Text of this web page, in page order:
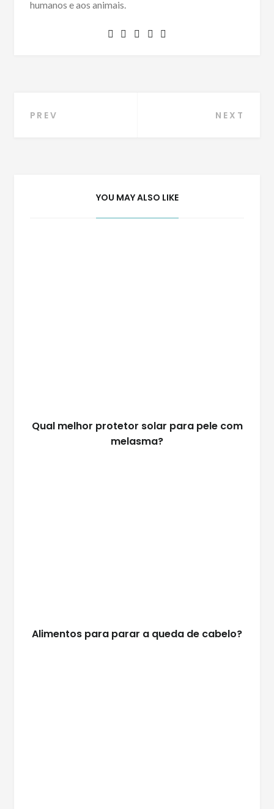
humanos e aos animais.
Navegação
PREV NEXT
YOU MAY ALSO LIKE
Qual melhor protetor solar para pele com
melasma?
Alimentos para parar a queda de cabelo?